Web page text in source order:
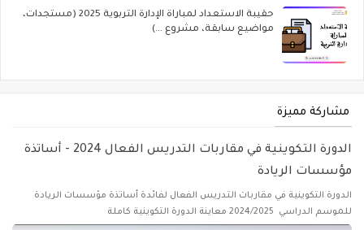
حقيبة الاستعداد لمباراة الإدارة التربوية 2025 (مستجدات،
مواضيع سابقة، مشروع ...)
مشاركة مميزة
الدورة التكوينية في مقاربات التدريس الفعال 2024 - أساتذة
مؤسسات الريادة
الدورة التكوينية في مقاربات التدريس الفعال لفائدة أساتذة مؤسسات الريادة
للموسم الدراسي 2024/2025 معاينة الدورة التكوينية كاملة